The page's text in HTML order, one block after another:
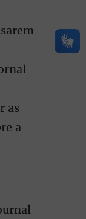
as
a